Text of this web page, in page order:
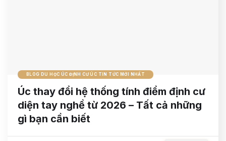
BLOG DU HỌC ÚC ĐỊNH CƯ ÚC TIN TỨC MỚI NHẤT
Úc thay đổi hệ thống tính điểm định cư
diện tay nghề từ 2026 – Tất cả những
gì bạn cần biết